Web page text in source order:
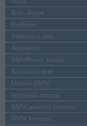
Rolls-Royce
Pasākumi
Vadāmības tests
Autosports
BMWPower aktuāli
Reklāmas raksti
Mēneša BMW
Sērijveida tūnings
BMW pasaules jaunumi
BMW koncepti